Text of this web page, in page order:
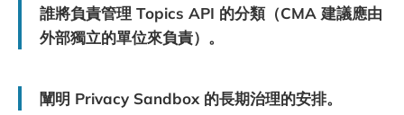
誰將負責管理 Topics API 的分類（CMA 建議應由
外部獨立的單位來負責）。
闡明 Privacy Sandbox 的長期治理的安排。